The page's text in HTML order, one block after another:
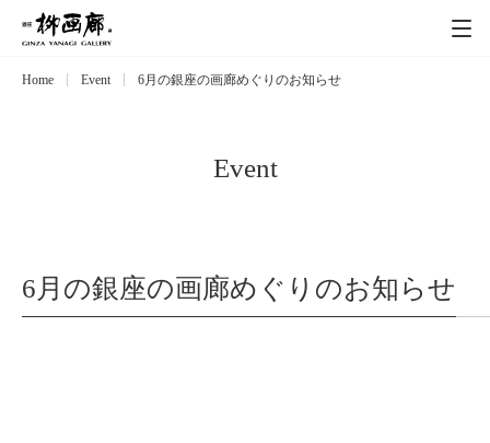
Exhibitions
Art works 作品一覧
Home Event 6月の銀座の画廊めぐりのお知らせ
Event
6月の銀座の画廊めぐりのお知らせ